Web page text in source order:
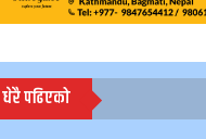
धेरै पढिएको